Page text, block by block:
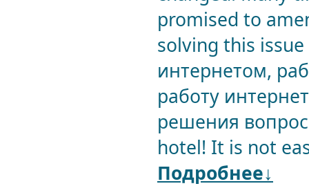
promised to
solving this
интернетом,
работу
решения
hotel! It is not
Подробнее↓